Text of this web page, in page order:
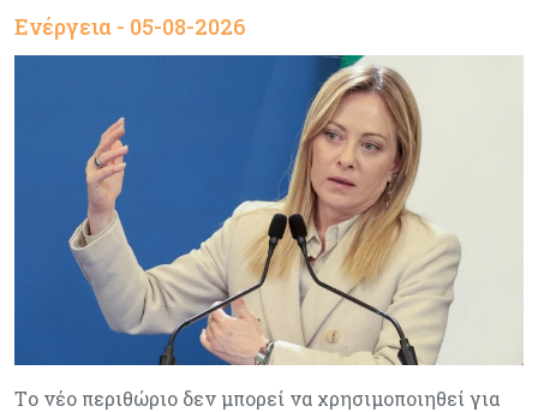
Ενέργεια - 05-08-2026
Tο νέο περιθώριο δεν μπορεί να χρησιμοποιηθεί για